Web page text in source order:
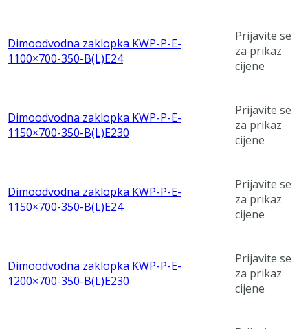
Dimoodvodna zaklopka KWP-P-E-
1100×700-350-B(L)E24
Prijavite se
za prikaz
cijene
Dimoodvodna zaklopka KWP-P-E-
1150×700-350-B(L)E230
Prijavite se
za prikaz
cijene
Dimoodvodna zaklopka KWP-P-E-
1150×700-350-B(L)E24
Prijavite se
za prikaz
cijene
Dimoodvodna zaklopka KWP-P-E-
1200×700-350-B(L)E230
Prijavite se
za prikaz
cijene